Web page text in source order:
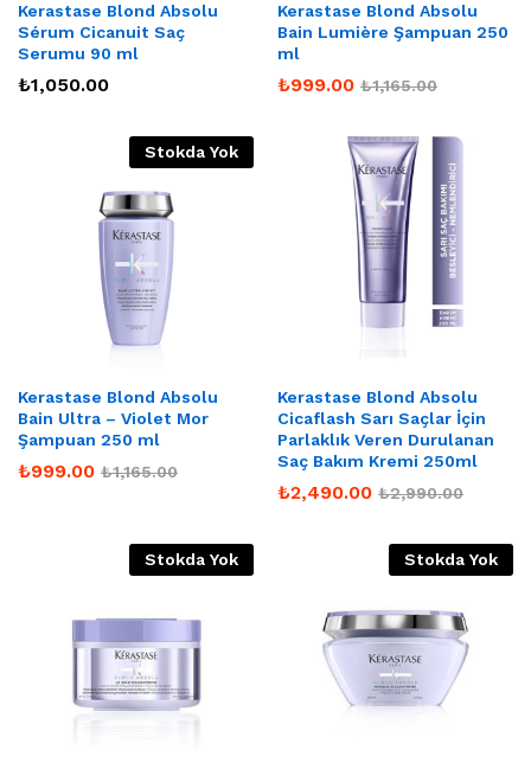
Kerastase Blond Absolu
Sérum Cicanuit Saç
Serumu 90 ml
₺1,050.00
Kerastase Blond Absolu
Bain Lumière Şampuan 250
ml
₺999.00 ₺1,165.00
Stokda Yok
Kerastase Blond Absolu
Bain Ultra – Violet Mor
Şampuan 250 ml
₺999.00 ₺1,165.00
Kerastase Blond Absolu
Cicaflash Sarı Saçlar İçin
Parlaklık Veren Durulanan
Saç Bakım Kremi 250ml
₺2,490.00 ₺2,990.00
Stokda Yok Stokda Yok